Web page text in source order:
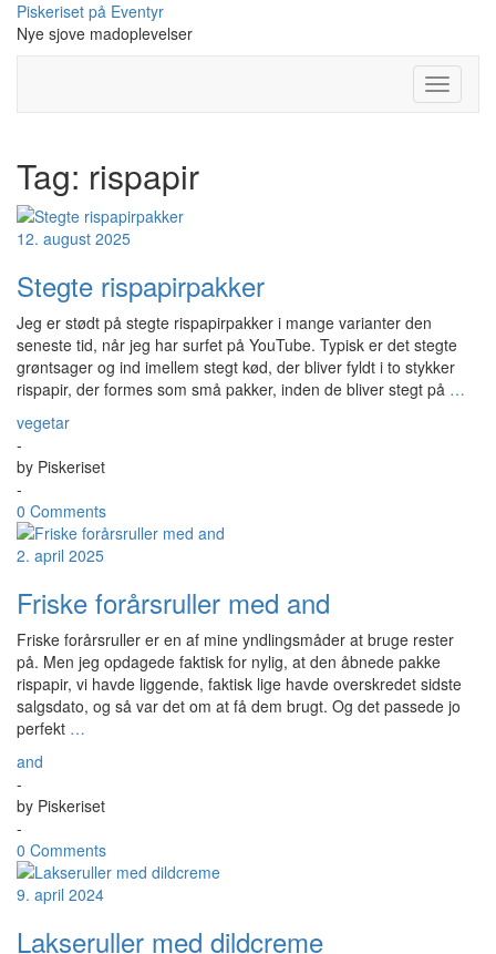
Skip
content
Piskeriset på Eventyr
Nye sjove madoplevelser
Toggle
Tag: rispapir
12. august 2025
Stegte rispapirpakker
Jeg er stødt på stegte rispapirpakker i mange varianter den
seneste tid, når jeg har surfet på YouTube. Typisk er det stegte
grøntsager og ind imellem stegt kød, der bliver fyldt i to stykker
rispapir, der formes som små pakker, inden de bliver stegt på …
vegetar
-
by Piskeriset
-
0 Comments
2. april 2025
Friske forårsruller med and
Friske forårsruller er en af mine yndlingsmåder at bruge rester
på. Men jeg opdagede faktisk for nylig, at den åbnede pakke
rispapir, vi havde liggende, faktisk lige havde overskredet sidste
salgsdato, og så var det om at få dem brugt. Og det passede jo
perfekt …
and
-
by Piskeriset
-
0 Comments
9. april 2024
Lakseruller med dildcreme